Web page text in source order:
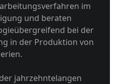
im
und beraten
bei der
in der Produktion von
jahrzehntelangen